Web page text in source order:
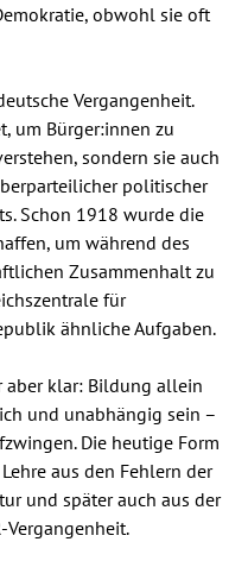
obwohl sie oft
Vergangenheit.
um Bürger:innen zu
sondern sie auch
politischer
Schon 1918 wurde die
um während des
Zusammenhalt zu
für
ähnliche Aufgaben.
aber klar: Bildung allein
und unabhängig sein –
Die heutige Form
aus den Fehlern der
und später auch aus der
Vergangenheit.